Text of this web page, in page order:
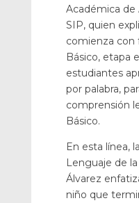
Académica de
SIP, quien
comienza con
Básico, etapa
estudiantes
por palabra,
comprensión
Básico.
En esta línea,
Lenguaje de
Álvarez
niño que